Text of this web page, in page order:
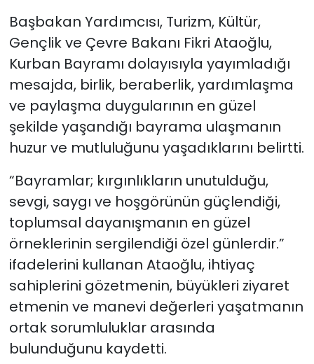
Başbakan Yardımcısı, Turizm, Kültür,
Gençlik ve Çevre Bakanı Fikri Ataoğlu,
Kurban Bayramı dolayısıyla yayımladığı
mesajda, birlik, beraberlik, yardımlaşma
ve paylaşma duygularının en güzel
şekilde yaşandığı bayrama ulaşmanın
huzur ve mutluluğunu yaşadıklarını belirtti.
“Bayramlar; kırgınlıkların unutulduğu,
sevgi, saygı ve hoşgörünün güçlendiği,
toplumsal dayanışmanın en güzel
örneklerinin sergilendiği özel günlerdir.”
ifadelerini kullanan Ataoğlu, ihtiyaç
sahiplerini gözetmenin, büyükleri ziyaret
etmenin ve manevi değerleri yaşatmanın
ortak sorumluluklar arasında
bulunduğunu kaydetti.
Spor
Teknoloji
TÜRKiYE
Video Galeri
Yazarlar